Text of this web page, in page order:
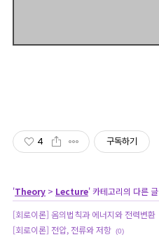
4 구독하기
'Theory > Lecture' 카테고리의 다른 글
[회로이론] 옴의법칙과 에너지와 전력변환
[회로이론] 전압, 전류와 저항 (0)